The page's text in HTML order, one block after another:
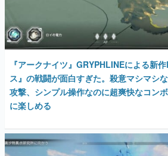
なんでゲームは面白い？
ゲーム開発者・hamatsu氏がゲ
具体的な形から解き明かして
ゲームが変えた日本語
「経験値」「裏技」「ラスボ
の起源や用法の変遷を、コン
イニーP氏が徹底調査。
カテゴリ
特集記事
『アークナイツ』GRYPHLINEによる新
ス』の戦闘が面白すぎた。殺意マシマシ
攻撃、シンプル操作なのに超爽快なコン
に楽しめる